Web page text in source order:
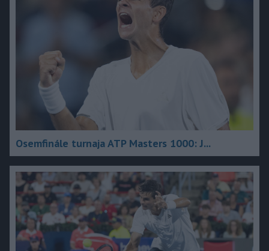
Osemfinále turnaja ATP Masters 1000: J...